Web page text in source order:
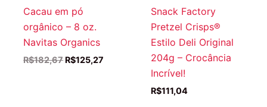
Cacau em pó
orgânico – 8 oz.
Navitas Organics
R$182,67 O
R$125,27
Snack Factory
Pretzel Crisps®
Estilo Deli Original
204g – Crocância
Incrível!
R$111,04